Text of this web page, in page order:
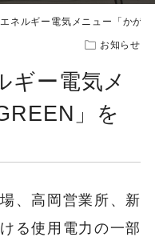
ネルギー電気メニュー「かが
お知らせ
ギー電気メ
」を
、高岡営業所、新
る使用電力の一部